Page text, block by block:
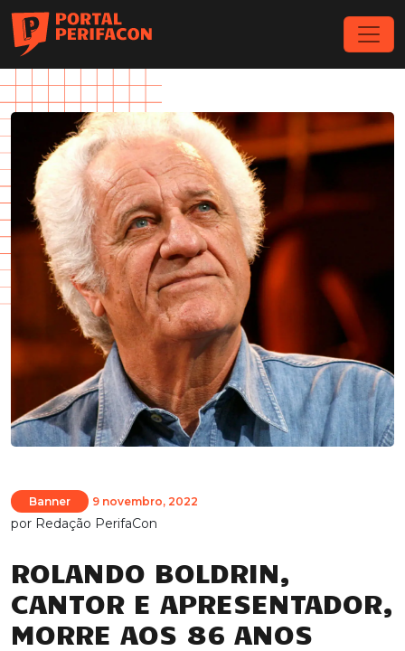
Banner 9 novembro, 2022
por Redação PerifaCon
ROLANDO BOLDRIN,
CANTOR E APRESENTADOR,
MORRE AOS 86 ANOS